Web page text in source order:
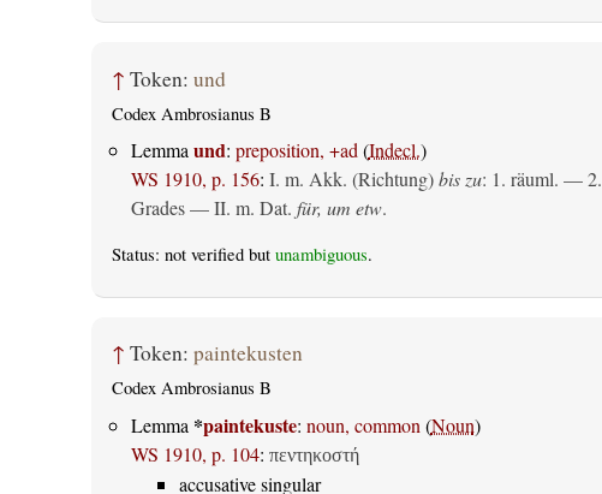
↑ Token: und
Codex Ambrosianus B
Lemmaund: preposition, +ad(Indecl.)
WS 1910, p. 156: I. m. Akk. (Richtung) bis zu: 1. räuml. — 2.
Grades — II. m. Dat. für, um etw.
Status: not verified but unambiguous.
↑ Token: paintekusten
Codex Ambrosianus B
Lemma *paintekuste: noun, common (Noun)
WS 1910, p. 104: πεντηκοστή
accusative singular